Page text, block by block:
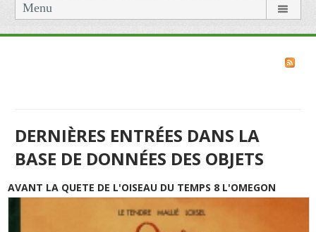
Menu
DERNIÈRES ENTRÉES DANS LA
BASE DE DONNÉES DES OBJETS
AVANT LA QUETE DE L'OISEAU DU TEMPS 8 L'OMEGON